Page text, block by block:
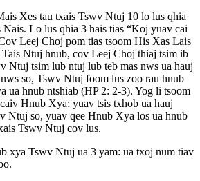
Xes tau txais Tswv Ntuj 10 lo lus qhia
Lo lus qhia 3 hais tias “Koj yuav cai
Leej Choj pom tias tsoom His Xas Lais
Ntuj hnub, cov Leej Choj thiaj tsim ib
Ntuj tsim lub ntuj lub teb mas nws ua hauj
so, Tswv Ntuj foom lus zoo rau hnub
ua hnub ntshiab (HP 2: 2-3). Yog li tsoom
Hnub Xya; yuav tsis txhob ua hauj
Ntuj so, yuav qee Hnub Xya los ua hnub
Tswv Ntuj cov lus.
xya Tswv Ntuj ua 3 yam: ua txoj num tiav